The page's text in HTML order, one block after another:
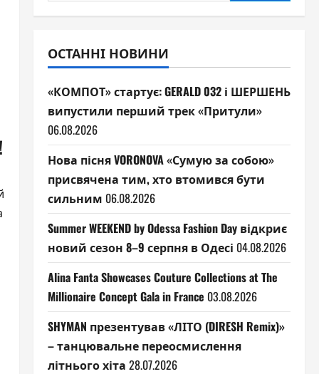
ОСТАННІ НОВИНИ
«КОМПОТ» стартує: GERALD 032 і ШЕРШЕНЬ
випустили перший трек «Притули»
06.08.2026
Нова пісня VORONOVA «Сумую за собою»
присвячена тим, хто втомився бути
сильним 06.08.2026
Summer WEEKEND by Odessa Fashion Day відкриє
новий сезон 8–9 серпня в Одесі 04.08.2026
Alina Fanta Showcases Couture Collections at The
Millionaire Concept Gala in France 03.08.2026
SHYMAN презентував «ЛІТО (DIRESH Remix)»
– танцювальне переосмислення
літнього хіта 28.07.2026